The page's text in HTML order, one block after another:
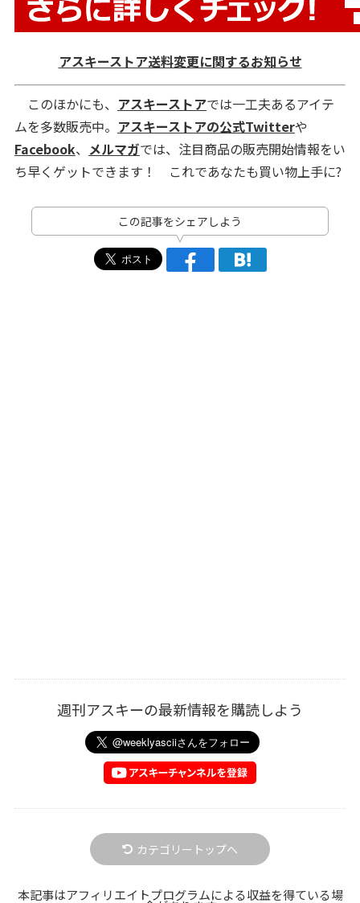
アスキーストア送料変更に関するお知らせ
このほかにも、 アスキーストアでは一工夫あるアイテ
ムを多数販売中。 アスキーストアの公式Twitterや
Facebook、 メルマガでは、注目商品の販売開始情報をい
ち早くゲットできます！ これであなたも買い物上手に?
この記事をシェアしよう
週刊アスキーの最新情報を購読しよう
カテゴリートップへ
本記事はアフィリエイトプログラムによる収益を得ている場